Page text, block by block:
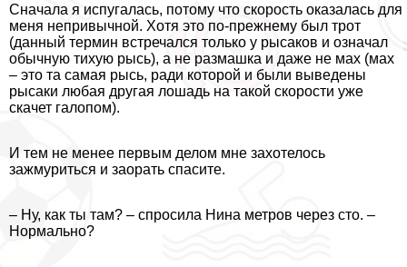
Сначала я испугалась, потому что скорость оказалась для
меня непривычной. Хотя это по-прежнему был трот
(данный термин встречался только у рысаков и означал
обычную тихую рысь), а не размашка и даже не мах (мах
– это та самая рысь, ради которой и были выведены
рысаки любая другая лошадь на такой скорости уже
скачет галопом).
И тем не менее первым делом мне захотелось
зажмуриться и заорать спасите.
– Ну, как ты там? – спросила Нина метров через сто. –
Нормально?